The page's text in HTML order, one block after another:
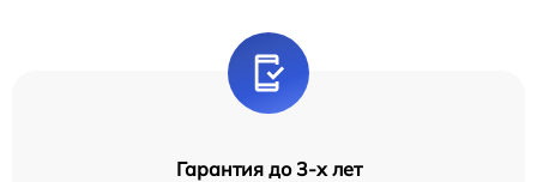
Гарантия до 3-х лет